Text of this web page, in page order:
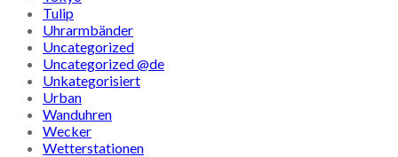
Tulip
Uhrarmbänder
Uncategorized
Uncategorized @de
Unkategorisiert
Urban
Wanduhren
Wecker
Wetterstationen